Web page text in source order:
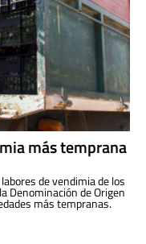
más temprana
de vendimia de los
Denominación de Origen
más tempranas.